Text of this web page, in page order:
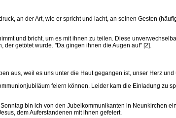
an der Art, wie er spricht und lacht, an seinen Gesten
und bricht, um es mit ihnen zu teilen. Diese
der getötet wurde. "Da gingen ihnen die Augen auf" [2].
aus, weil es uns unter die Haut gegangen ist, unser Herz
feiern können. Leider kam die Einladung zu
bin ich von den Jubelkommunikanten in Neunkirchen
dem Auferstandenen mit ihnen gefeiert.